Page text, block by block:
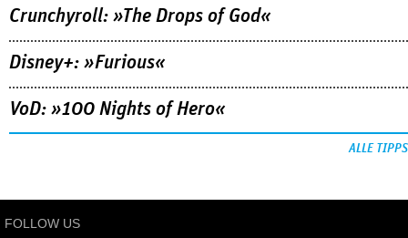
Crunchyroll: »The Drops of God«
Disney+: »Furious«
VoD: »100 Nights of Hero«
ALLE TIPPS
FOLLOW US